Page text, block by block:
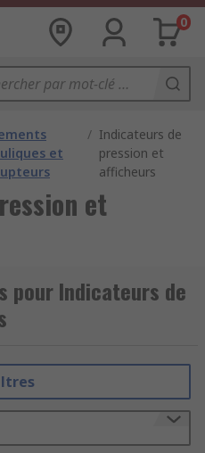
0
et
/ Indicateurs de
pression et
afficheurs
et
pour Indicateurs de